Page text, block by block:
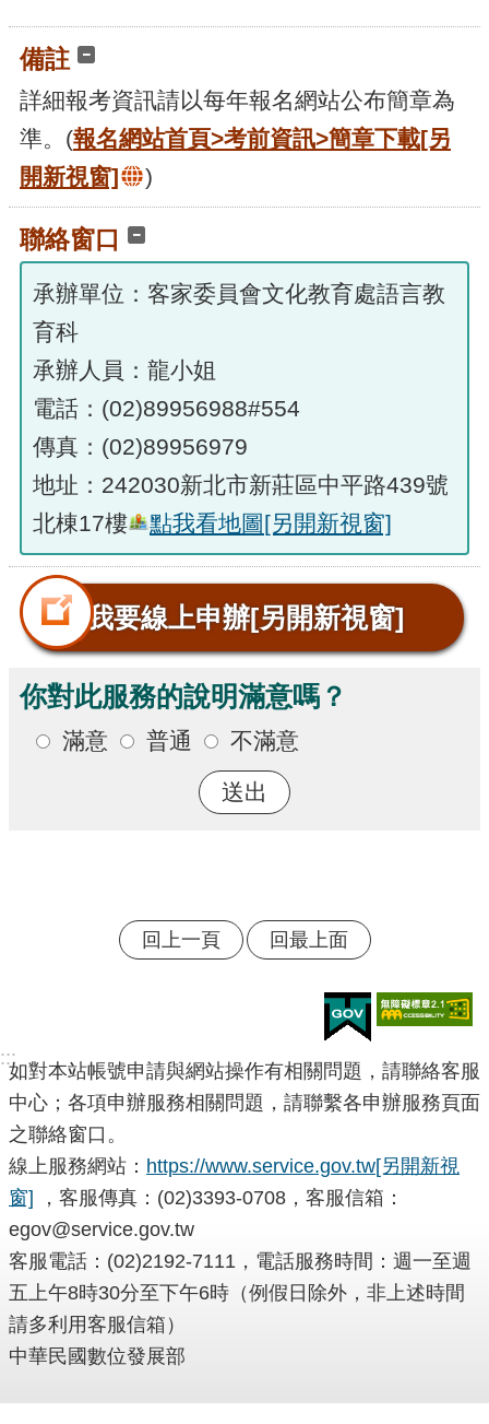
備註
詳細報考資訊請以每年報名網站公布簡章為
準。(報名網站首頁>考前資訊>簡章下載[另
開新視窗]
)
聯絡窗口
承辦單位：客家委員會文化教育處語言教
育科
承辦人員：龍小姐
電話：(02)89956988#554
傳真：(02)89956979
地址：242030新北市新莊區中平路439號
北棟17樓
點我看地圖[另開新視窗]
我要線上申辦[另開新視窗]
你對此服務的說明滿意嗎？
滿意 普通 不滿意
回上一頁 回最上面
:::
如對本站帳號申請與網站操作有相關問題，請聯絡客服
中心；各項申辦服務相關問題，請聯繫各申辦服務頁面
之聯絡窗口。
線上服務網站： https://www.service.gov.tw[另開新視
窗] ，客服傳真：(02)3393-0708，客服信箱：
egov@service.gov.tw
客服電話：(02)2192-7111，電話服務時間：週一至週
五上午8時30分至下午6時（例假日除外，非上述時間
請多利用客服信箱）
中華民國數位發展部